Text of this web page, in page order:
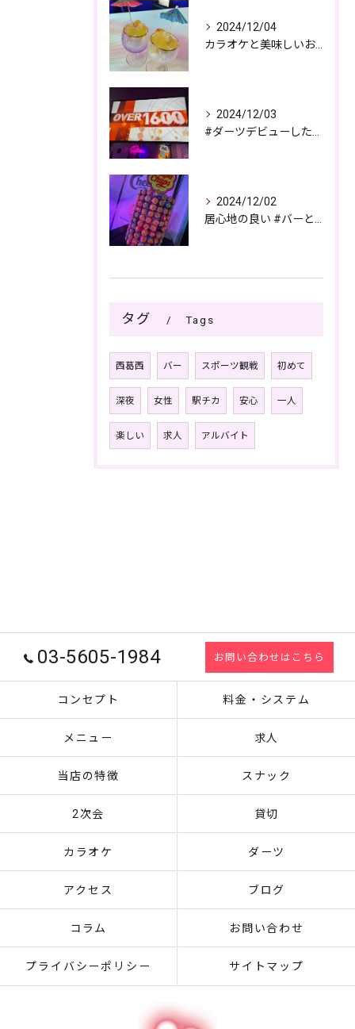
2024/12/04
2024/12/03
2024/12/02
タグ Tags
西葛西 バー スポーツ観戦 初めて
深夜 女性 駅チカ 安心 一人
楽しい 求人 アルバイト
03-5605-1984 お問い合わせはこちら
コンセプト 料金・システム
メニュー 求人
当店の特徴 スナック
2次会 貸切
カラオケ ダーツ
アクセス ブログ
コラム お問い合わせ
プライバシーポリシー サイトマップ